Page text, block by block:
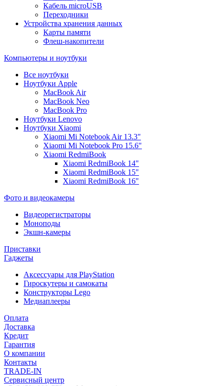
Кабель microUSB
Переходники
Устройства хранения данных
Карты памяти
Флеш-накопители
Компьютеры и ноутбуки
Все ноутбуки
Ноутбуки Apple
MacBook Air
MacBook Neo
MacBook Pro
Ноутбуки Lenovo
Ноутбуки Xiaomi
Xiaomi Mi Notebook Air 13.3"
Xiaomi Mi Notebook Pro 15.6"
Xiaomi RedmiBook
Xiaomi RedmiBook 14"
Xiaomi RedmiBook 15"
Xiaomi RedmiBook 16"
Фото и видеокамеры
Видеорегистраторы
Моноподы
Экшн-камеры
Приставки
Гаджеты
Аксессуары для PlayStation
Гироскутеры и самокаты
Конструкторы Lego
Медиаплееры
Оплата
Доставка
Кредит
Гарантия
О компании
Контакты
TRADE-IN
Сервисный центр